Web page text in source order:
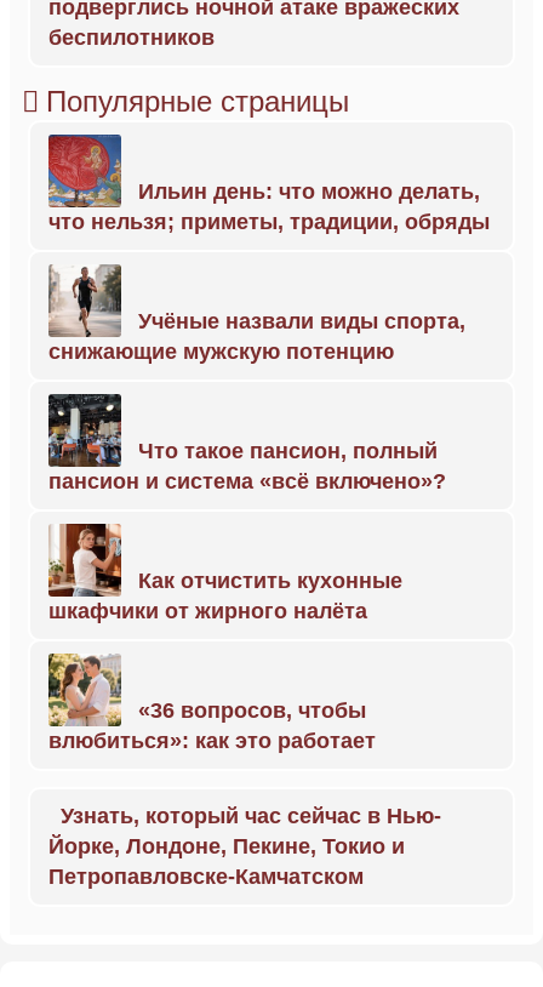
подверглись ночной атаке вражеских
беспилотников
Популярные страницы
Ильин день: что можно делать,
что нельзя; приметы, традиции, обряды
Учёные назвали виды спорта,
снижающие мужскую потенцию
Что такое пансион, полный
пансион и система «всё включено»?
Как отчистить кухонные
шкафчики от жирного налёта
«36 вопросов, чтобы
влюбиться»: как это работает
Узнать, который час сейчас в Нью-
Йорке, Лондоне, Пекине, Токио и
Петропавловске-Камчатском